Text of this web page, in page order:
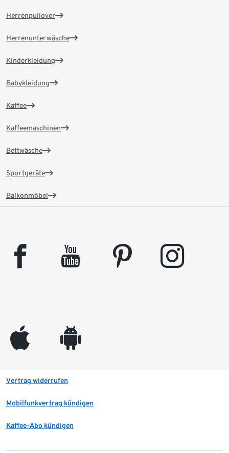
Herrenpullover
Herrenunterwäsche
Kinderkleidung
Babykleidung
Kaffee
Kaffeemaschinen
Bettwäsche
Sportgeräte
Balkonmöbel
facebook youtube pinterest instagram
appleinc android
Vertrag widerrufen
Mobilfunkvertrag kündigen
Kaffee-Abo kündigen